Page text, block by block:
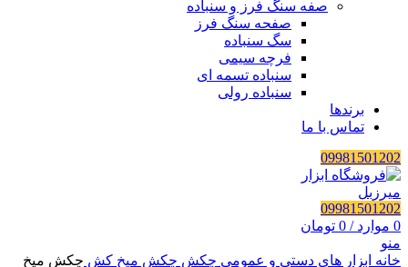
صفه سنگ فرز و سنباده
صفحه سنگ فرز
سگ سنباده
فرچه سیمی
سنباده تسمه ای
سنباده رولی
برندها
تماس با ما
09981501202
09981501202
0 موارد /
0 تومان
منو
خانه ابزار های دستی و عمومی چکش چکش میخ کش چکش میخ